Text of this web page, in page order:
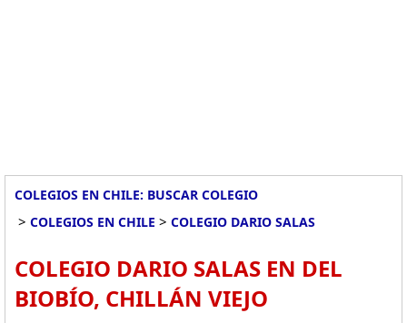
COLEGIOS EN CHILE: BUSCAR COLEGIO
> COLEGIOS EN CHILE > COLEGIO DARIO SALAS
COLEGIO DARIO SALAS EN DEL
BIOBÍO, CHILLÁN VIEJO